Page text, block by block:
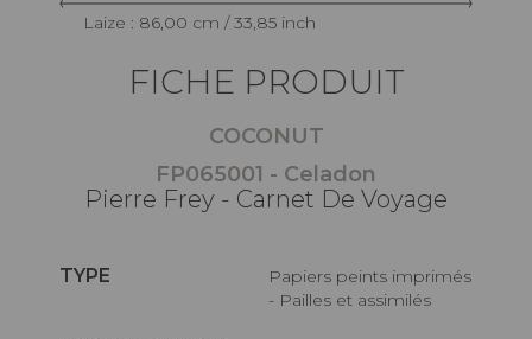
Laize : 86,00 cm / 33,85 inch
FICHE PRODUIT
COCONUT
FP065001 - Celadon
Pierre Frey - Carnet De Voyage
TYPE
Papiers peints imprimés
- Pailles et assimilés